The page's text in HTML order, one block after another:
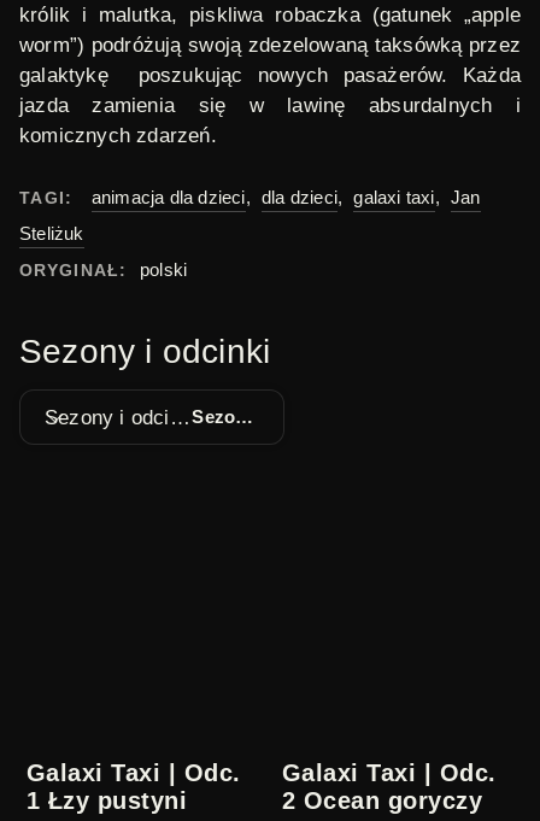
królik i malutka, piskliwa robaczka (gatunek „apple
worm”) podróżują swoją zdezelowaną taksówką przez
galaktykę
poszukując nowych pasażerów. Każda
jazda zamienia się w lawinę absurdalnych i
komicznych zdarzeń.
TAGI: animacja dla dzieci, dla dzieci, galaxi taxi, Jan
Steliżuk
ORYGINAŁ: polski
Sezony i odcinki
Sezony i odcinki Sezon 1
Galaxi Taxi | Odc.
1 Łzy pustyni
Galaxi Taxi | Odc.
2 Ocean goryczy